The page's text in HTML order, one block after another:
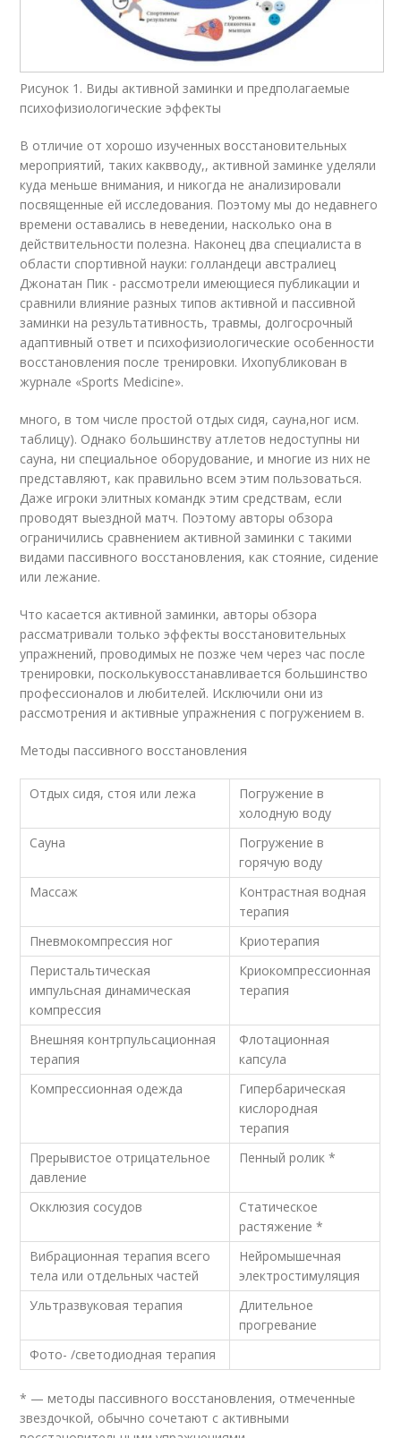
Рисунок 1. Виды активной заминки и предполагаемые
психофизиологические эффекты
В отличие от хорошо изученных восстановительных
мероприятий, таких каквводу,, активной заминке уделяли
куда меньше внимания, и никогда не анализировали
посвященные ей исследования. Поэтому мы до недавнего
времени оставались в неведении, насколько она в
действительности полезна. Наконец два специалиста в
области спортивной науки: голландеци австралиец
Джонатан Пик - рассмотрели имеющиеся публикации и
сравнили влияние разных типов активной и пассивной
заминки на результативность, травмы, долгосрочный
адаптивный ответ и психофизиологические особенности
восстановления после тренировки. Ихопубликован в
журнале «Sports Medicine».
много, в том числе простой отдых сидя, сауна,ног исм.
таблицу). Однако большинству атлетов недоступны ни
сауна, ни специальное оборудование, и многие из них не
представляют, как правильно всем этим пользоваться.
Даже игроки элитных командк этим средствам, если
проводят выездной матч. Поэтому авторы обзора
ограничились сравнением активной заминки с такими
видами пассивного восстановления, как стояние, сидение
или лежание.
Что касается активной заминки, авторы обзора
рассматривали только эффекты восстановительных
упражнений, проводимых не позже чем через час после
тренировки, посколькувосстанавливается большинство
профессионалов и любителей. Исключили они из
рассмотрения и активные упражнения с погружением в.
Методы пассивного восстановления
Отдых сидя, стоя или лежа
Погружение в
холодную воду
Сауна
Погружение в
горячую воду
Массаж
Контрастная водная
терапия
Пневмокомпрессия ног
Криотерапия
Перистальтическая
импульсная динамическая
компрессия
Криокомпрессионная
терапия
Внешняя контрпульсационная
терапия
Флотационная
капсула
Компрессионная одежда
Гипербарическая
кислородная
терапия
Прерывистое отрицательное
давление
Пенный ролик *
Окклюзия сосудов
Статическое
растяжение *
Вибрационная терапия всего
тела или отдельных частей
Нейромышечная
электростимуляция
Ультразвуковая терапия
Длительное
прогревание
Фото- /светодиодная терапия
* — методы пассивного восстановления, отмеченные
звездочкой, обычно сочетают с активными